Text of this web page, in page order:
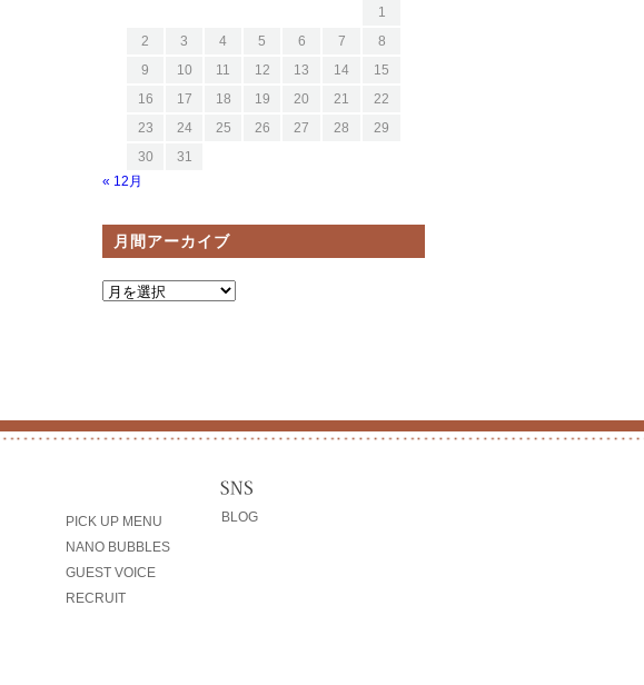
1
2
3 4 5 6 7
8
9
10 11 12 13 14
15
16
17 18 19 20 21
22
23
24 25 26 27 28
29
30
31
« 12月
月間アーカイブ
PICK UP MENU
NANO BUBBLES
GUEST VOICE
RECRUIT
BLOG